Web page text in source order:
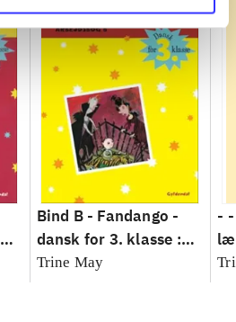
Bind B - Fandango -
dansk for 3. klasse :
grundbog --
Trine May
-